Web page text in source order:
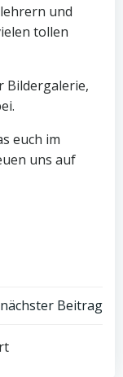
und
tollen
Bildergalerie,
euch im
uns auf
nächster Beitrag